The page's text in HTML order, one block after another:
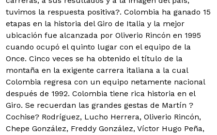
tuvimos la respuesta positiva?. Colombia ha ganado 15
etapas en la historia del Giro de Italia y la mejor
ubicación fue alcanzada por Oliverio Rincón en 1995
cuando ocupó el quinto lugar con el equipo de la
Once. Cinco veces se ha obtenido el título de la
montaña en la exigente carrera italiana a la cual
Colombia regresa con un equipo netamente nacional
después de 1992. Colombia tiene rica historia en el
Giro. Se recuerdan las grandes gestas de Martín ?
Cochise? Rodríguez, Lucho Herrera, Oliverio Rincón,
Chepe González, Freddy González, Víctor Hugo Peña,